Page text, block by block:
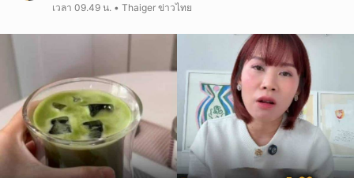
เวลา 09.49 น. • Thaiger ข่าวไทย